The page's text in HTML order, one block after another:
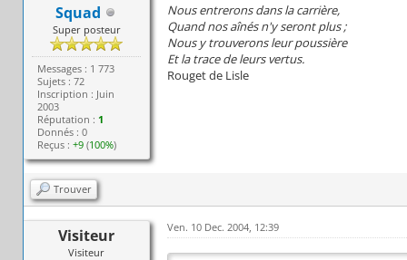
Squad
Super posteur
Messages : 1 773
Sujets : 72
Inscription : Juin
2003
Réputation : 1
Donnés : 0
Reçus :+9 (100%)
Nous entrerons dans la carrière,
Quand nos aînés n'y seront plus ;
Nous y trouverons leur poussière
Et la trace de leurs vertus.
Rouget de Lisle
Trouver
Visiteur
Visiteur
Ven. 10 Dec. 2004, 12:39